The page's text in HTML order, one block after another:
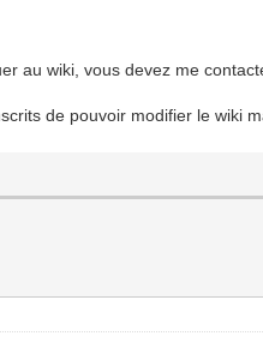
au wiki, vous devez me
de pouvoir modifier le wiki